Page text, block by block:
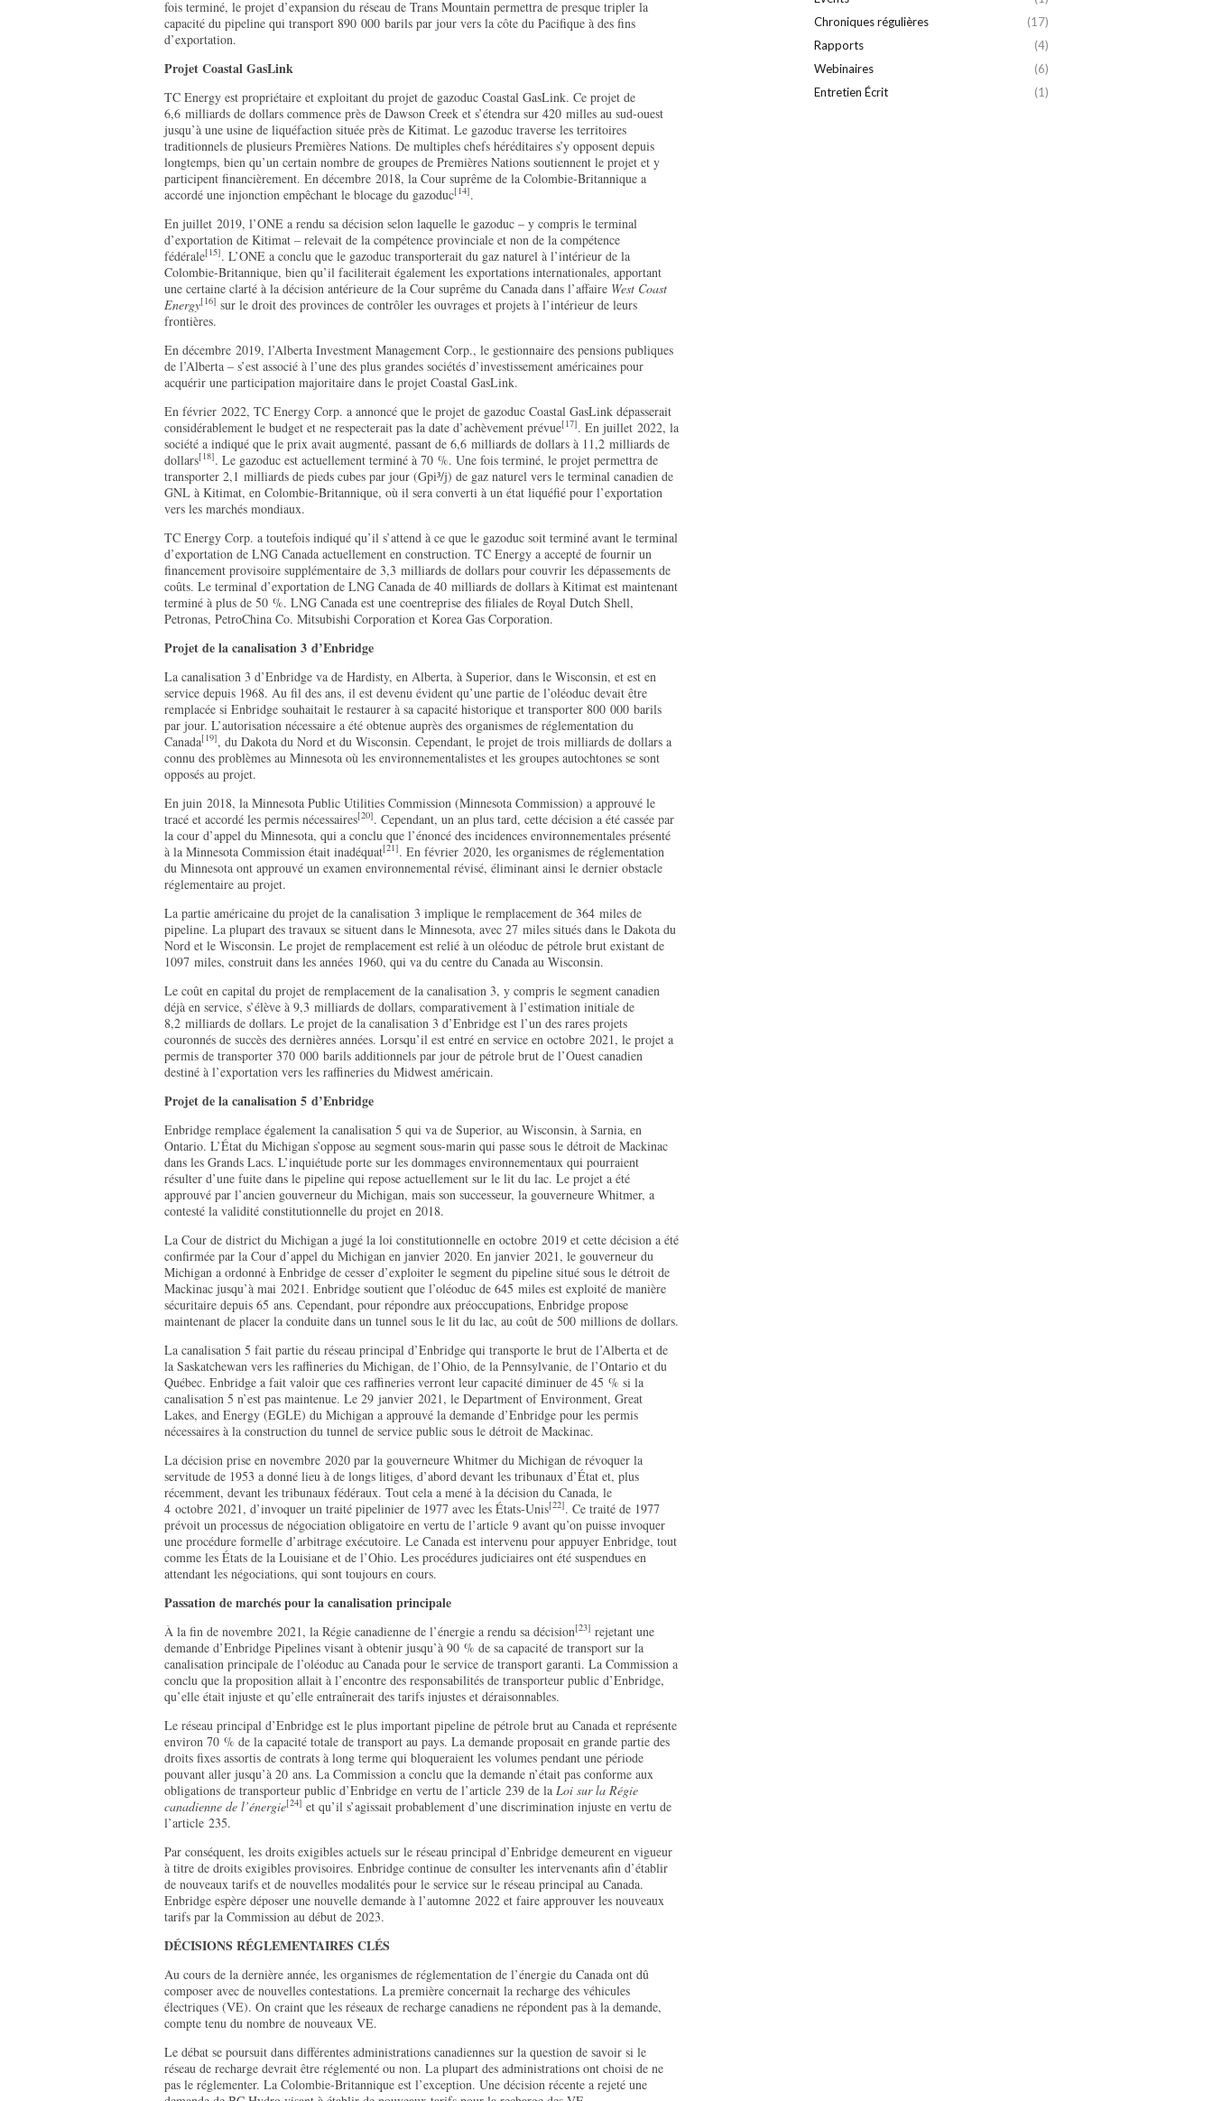
fois terminé, le projet d’expansion du réseau de Trans Mountain permettra de presque tripler la
capacité du pipeline qui transport 890 000 barils par jour vers la côte du Pacifique à des fins
d’exportation.
Projet Coastal GasLink
TC Energy est propriétaire et exploitant du projet de gazoduc Coastal GasLink. Ce projet de
6,6 milliards de dollars commence près de Dawson Creek et s’étendra sur 420 milles au sud-ouest
jusqu’à une usine de liquéfaction située près de Kitimat. Le gazoduc traverse les territoires
traditionnels de plusieurs Premières Nations. De multiples chefs héréditaires s’y opposent depuis
longtemps, bien qu’un certain nombre de groupes de Premières Nations soutiennent le projet et y
participent financièrement. En décembre 2018, la Cour suprême de la Colombie-Britannique a
accordé une injonction empêchant le blocage du gazoduc[14].
En juillet 2019, l’ONE a rendu sa décision selon laquelle le gazoduc – y compris le terminal
d’exportation de Kitimat – relevait de la compétence provinciale et non de la compétence
fédérale[15]. L’ONE a conclu que le gazoduc transporterait du gaz naturel à l’intérieur de la
Colombie-Britannique, bien qu’il faciliterait également les exportations internationales, apportant
une certaine clarté à la décision antérieure de la Cour suprême du Canada dans l’affaire West Coast
Energy[16] sur le droit des provinces de contrôler les ouvrages et projets à l’intérieur de leurs
frontières.
En décembre 2019, l’Alberta Investment Management Corp., le gestionnaire des pensions publiques
de l’Alberta – s’est associé à l’une des plus grandes sociétés d’investissement américaines pour
acquérir une participation majoritaire dans le projet Coastal GasLink.
En février 2022, TC Energy Corp. a annoncé que le projet de gazoduc Coastal GasLink dépasserait
considérablement le budget et ne respecterait pas la date d’achèvement prévue[17]. En juillet 2022, la
société a indiqué que le prix avait augmenté, passant de 6,6 milliards de dollars à 11,2 milliards de
dollars[18]. Le gazoduc est actuellement terminé à 70 %. Une fois terminé, le projet permettra de
transporter 2,1 milliards de pieds cubes par jour (Gpi³/j) de gaz naturel vers le terminal canadien de
GNL à Kitimat, en Colombie-Britannique, où il sera converti à un état liquéfié pour l’exportation
vers les marchés mondiaux.
TC Energy Corp. a toutefois indiqué qu’il s’attend à ce que le gazoduc soit terminé avant le terminal
d’exportation de LNG Canada actuellement en construction. TC Energy a accepté de fournir un
financement provisoire supplémentaire de 3,3 milliards de dollars pour couvrir les dépassements de
coûts. Le terminal d’exportation de LNG Canada de 40 milliards de dollars à Kitimat est maintenant
terminé à plus de 50 %. LNG Canada est une coentreprise des filiales de Royal Dutch Shell,
Petronas, PetroChina Co. Mitsubishi Corporation et Korea Gas Corporation.
Projet de la canalisation 3 d’Enbridge
La canalisation 3 d’Enbridge va de Hardisty, en Alberta, à Superior, dans le Wisconsin, et est en
service depuis 1968. Au fil des ans, il est devenu évident qu’une partie de l’oléoduc devait être
remplacée si Enbridge souhaitait le restaurer à sa capacité historique et transporter 800 000 barils
par jour. L’autorisation nécessaire a été obtenue auprès des organismes de réglementation du
Canada[19], du Dakota du Nord et du Wisconsin. Cependant, le projet de trois milliards de dollars a
connu des problèmes au Minnesota où les environnementalistes et les groupes autochtones se sont
opposés au projet.
En juin 2018, la Minnesota Public Utilities Commission (Minnesota Commission) a approuvé le
tracé et accordé les permis nécessaires[20]. Cependant, un an plus tard, cette décision a été cassée par
la cour d’appel du Minnesota, qui a conclu que l’énoncé des incidences environnementales présenté
à la Minnesota Commission était inadéquat[21]. En février 2020, les organismes de réglementation
du Minnesota ont approuvé un examen environnemental révisé, éliminant ainsi le dernier obstacle
réglementaire au projet.
La partie américaine du projet de la canalisation 3 implique le remplacement de 364 miles de
pipeline. La plupart des travaux se situent dans le Minnesota, avec 27 miles situés dans le Dakota du
Nord et le Wisconsin. Le projet de remplacement est relié à un oléoduc de pétrole brut existant de
1097 miles, construit dans les années 1960, qui va du centre du Canada au Wisconsin.
Le coût en capital du projet de remplacement de la canalisation 3, y compris le segment canadien
déjà en service, s’élève à 9,3 milliards de dollars, comparativement à l’estimation initiale de
8,2 milliards de dollars. Le projet de la canalisation 3 d’Enbridge est l’un des rares projets
couronnés de succès des dernières années. Lorsqu’il est entré en service en octobre 2021, le projet a
permis de transporter 370 000 barils additionnels par jour de pétrole brut de l’Ouest canadien
destiné à l’exportation vers les raffineries du Midwest américain.
Projet de la canalisation 5 d’Enbridge
Enbridge remplace également la canalisation 5 qui va de Superior, au Wisconsin, à Sarnia, en
Ontario. L’État du Michigan s’oppose au segment sous-marin qui passe sous le détroit de Mackinac
dans les Grands Lacs. L’inquiétude porte sur les dommages environnementaux qui pourraient
résulter d’une fuite dans le pipeline qui repose actuellement sur le lit du lac. Le projet a été
approuvé par l’ancien gouverneur du Michigan, mais son successeur, la gouverneure Whitmer, a
contesté la validité constitutionnelle du projet en 2018.
La Cour de district du Michigan a jugé la loi constitutionnelle en octobre 2019 et cette décision a été
confirmée par la Cour d’appel du Michigan en janvier 2020. En janvier 2021, le gouverneur du
Michigan a ordonné à Enbridge de cesser d’exploiter le segment du pipeline situé sous le détroit de
Mackinac jusqu’à mai 2021. Enbridge soutient que l’oléoduc de 645 miles est exploité de manière
sécuritaire depuis 65 ans. Cependant, pour répondre aux préoccupations, Enbridge propose
maintenant de placer la conduite dans un tunnel sous le lit du lac, au coût de 500 millions de dollars.
La canalisation 5 fait partie du réseau principal d’Enbridge qui transporte le brut de l’Alberta et de
la Saskatchewan vers les raffineries du Michigan, de l’Ohio, de la Pennsylvanie, de l’Ontario et du
Québec. Enbridge a fait valoir que ces raffineries verront leur capacité diminuer de 45 % si la
canalisation 5 n’est pas maintenue. Le 29 janvier 2021, le Department of Environment, Great
Lakes, and Energy (EGLE) du Michigan a approuvé la demande d’Enbridge pour les permis
nécessaires à la construction du tunnel de service public sous le détroit de Mackinac.
La décision prise en novembre 2020 par la gouverneure Whitmer du Michigan de révoquer la
servitude de 1953 a donné lieu à de longs litiges, d’abord devant les tribunaux d’État et, plus
récemment, devant les tribunaux fédéraux. Tout cela a mené à la décision du Canada, le
4 octobre 2021, d’invoquer un traité pipelinier de 1977 avec les États-Unis[22]. Ce traité de 1977
prévoit un processus de négociation obligatoire en vertu de l’article 9 avant qu’on puisse invoquer
une procédure formelle d’arbitrage exécutoire. Le Canada est intervenu pour appuyer Enbridge, tout
comme les États de la Louisiane et de l’Ohio. Les procédures judiciaires ont été suspendues en
attendant les négociations, qui sont toujours en cours.
Passation de marchés pour la canalisation principale
À la fin de novembre 2021, la Régie canadienne de l’énergie a rendu sa décision[23] rejetant une
demande d’Enbridge Pipelines visant à obtenir jusqu’à 90 % de sa capacité de transport sur la
canalisation principale de l’oléoduc au Canada pour le service de transport garanti. La Commission a
conclu que la proposition allait à l’encontre des responsabilités de transporteur public d’Enbridge,
qu’elle était injuste et qu’elle entraînerait des tarifs injustes et déraisonnables.
Le réseau principal d’Enbridge est le plus important pipeline de pétrole brut au Canada et représente
environ 70 % de la capacité totale de transport au pays. La demande proposait en grande partie des
droits fixes assortis de contrats à long terme qui bloqueraient les volumes pendant une période
pouvant aller jusqu’à 20 ans. La Commission a conclu que la demande n’était pas conforme aux
obligations de transporteur public d’Enbridge en vertu de l’article 239 de la Loi sur la Régie
canadienne de l’énergie[24] et qu’il s’agissait probablement d’une discrimination injuste en vertu de
l’article 235.
Par conséquent, les droits exigibles actuels sur le réseau principal d’Enbridge demeurent en vigueur
à titre de droits exigibles provisoires. Enbridge continue de consulter les intervenants afin d’établir
de nouveaux tarifs et de nouvelles modalités pour le service sur le réseau principal au Canada.
Enbridge espère déposer une nouvelle demande à l’automne 2022 et faire approuver les nouveaux
tarifs par la Commission au début de 2023.
DÉCISIONS RÉGLEMENTAIRES CLÉS
Au cours de la dernière année, les organismes de réglementation de l’énergie du Canada ont dû
composer avec de nouvelles contestations. La première concernait la recharge des véhicules
électriques (VE). On craint que les réseaux de recharge canadiens ne répondent pas à la demande,
compte tenu du nombre de nouveaux VE.
Le débat se poursuit dans différentes administrations canadiennes sur la question de savoir si le
réseau de recharge devrait être réglementé ou non. La plupart des administrations ont choisi de ne
pas le réglementer. La Colombie-Britannique est l’exception. Une décision récente a rejeté une
Chroniques régulières
(17)
Rapports
(4)
Webinaires
(6)
Entretien Écrit
(1)